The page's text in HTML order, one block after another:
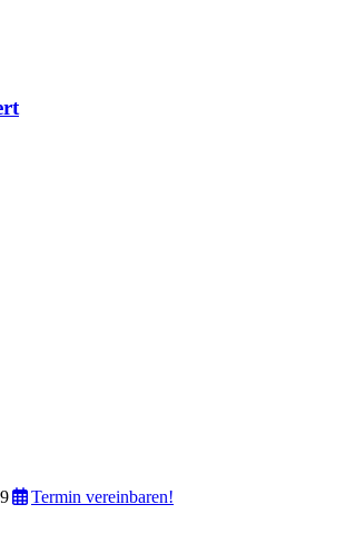
Termin vereinbaren!